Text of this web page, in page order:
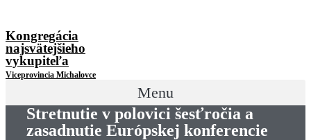
Kongregácia
najsvätejšieho
vykupiteľa
Viceprovincia Michalovce
Menu
Stretnutie v polovici šesťročia a
zasadnutie Európskej konferencie